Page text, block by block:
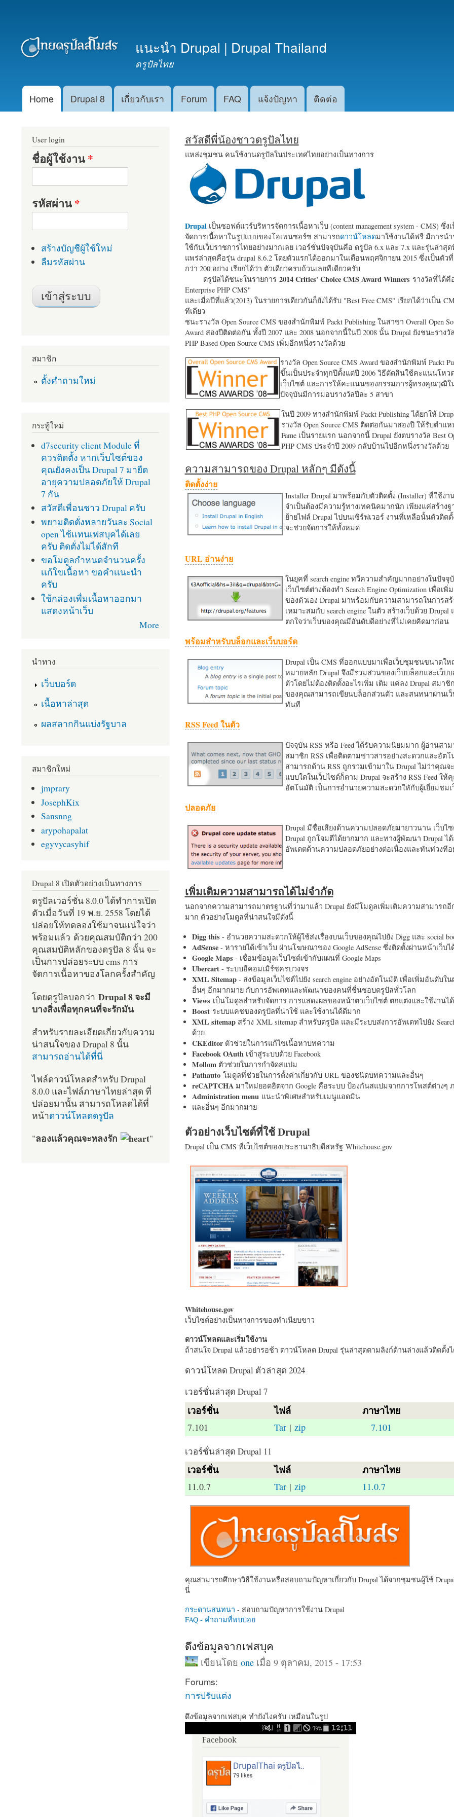
หลัก
แนะนำ Drupal | Drupal Thailand
ดรูปัลไทย
Main menu
Home Drupal 8 เกี่ยวกับเรา Forum FAQ แจ้งปัญหา ติดต่อ
สวัสดีพี่น้องชาวดรูปัลไทย
แหล่งชุมชน คนใช้งานดรูปัลในประเทศไทยอย่างเป็นทางการ
Drupalเป็นซอฟต์แวร์บริหารจัดการเนื้อหาเว็บ (content management system - CMS) ซึ่ง
จัดการเนื้อหาในรูปแบบของโอเพนซอร์ซ สามารถดาวน์โหลดมาใช้งานได้ฟรี มีการน
ใช้กับเว็บราชการไทยอย่างมากเลย เวอร์ชั่นปัจจุบันคือ ดรูปัล 6.x และ 7.x และรุ่นล่าสุด
แพร่ล่าสุดคือรุ่น drupal 8.6.2 โดยตัวแรกได้ออกมาในเดือนพฤศจิกายน 2015 ซึ่งเป็นตั
กว่า 200 อย่าง เรียกได้ว่า ตัวเดียวครบถ้วนเลยทีเดียวครับ
ดรูปัลได้ชนะในรายการ 2014 Critics' Choice CMS Award Winners รางวัลที่ได้คื
Enterprise PHP CMS"
และเมื่อปีที่แล้ว(2013) ในรายการเดียวกันก็ยังได้รับ "Best Free CMS" เรียกได้ว่าเป็น
ทีเดียว
ชนะรางวัล Open Source CMS ของสำนักพิมพ์ Packt Publishing ในสาขา Overall Open
Award สองปีติดต่อกัน ทั้งปี 2007 และ 2008 นอกจากนี้ในปี 2008 นั้น Drupal ยังชนะรางวั
PHP Based Open Source CMS เพิ่มอีกหนึ่งรางวัลด้วย
รางวัล Open Source CMS Award ของสำนักพิมพ์ Packt
ขึ้นเป็นประจำทุกปีตั้งแต่ปี 2006 วิธีตัดสินใช้คะแนนโหว
เว็บไซต์ และการให้คะแนนของกรรมการผู้ทรงคุณวุฒิใ
ปัจจุบันมีการมอบรางวัลปีละ 5 สาขา
ในปี 2009 ทางสำนักพิมพ์ Packt Publishing ได้ยกให้
รางวัล Open Source CMS ติดต่อกันมาสองปี ให้รับตำแ
Fame เป็นรายแรก นอกจากนี้ Drupal ยังตบรางวัล Best
PHP CMS ประจำปี 2009 กลับบ้านไปอีกหนึ่งรางวัลด้วย
ความสามารถของ Drupal หลักๆ มีดังนี้
ติดตั้งง่าย
Installer Drupal มาพร้อมกับตัวติดตั้ง (Installer) ที่ใช้งา
จำเป็นต้องมีความรู้ทางเทคนิคมากนัก เพียงแค่สร้าง
ย้ายไฟล์ Drupal ไปบนเซิร์ฟเวอร์ งานที่เหลือนั้นตัวติดตั้
จะช่วยจัดการให้ทั้งหมด
URL อ่านง่าย
ในยุคที่ search engine ทวีความสำคัญมากอย่างในปัจจุ
เว็บไซต์ต่างต้องทำ Search Engine Optimization เพื่อเ
ของตัวเอง Drupal มาพร้อมกับความสามารถในการสร้
เหมาะสมกับ search engine ในตัว สร้างเว็บด้วย
ตกใจว่าเว็บของคุณมีอันดับดีอย่างที่ไม่เคยคิดมาก่อน
พร้อมสำหรับบล็อกและเว็บบอร์ด
Drupal เป็น CMS ที่ออกแบบมาเพื่อเว็บชุมชนขนาดให
หมายหลัก Drupal จึงมีรวมส่วนของเว็บบล็อกและเว็บ
ตัวโดยไม่ต้องติดตั้งอะไรเพิ่ม เติม แค่ลง Drupal สมาชิ
ของคุณสามารถเขียนบล็อกส่วนตัว และสนทนาผ่านเว็
ทันที
RSS Feed ในตัว
ปัจจุบัน RSS หรือ Feed ได้รับความนิยมมาก ผู้อ่านสา
สมาชิก RSS เพื่อติดตามข่าวสารอย่างสะดวกและอัต
สามารถด้าน RSS ถูกรวมเข้ามาใน Drupal ไม่ว่าคุณจ
แบบใดในเว็บไซต์ก็ตาม Drupal จะสร้าง RSS Feed ให้
อัตโนมัติ เป็นการอำนวยความสะดวกใหักับผู้เยี่ยมชม
ปลอดภัย
Drupal มีชื่อเสียงด้านความปลอดภัยมายาวนาน เว็บไ
Drupal ถูกโจมตีได้ยากมาก และทางผู้พัฒนา Drupal ไ
อัพเดตด้านความปลอดภัยอย่างต่อเนื่องและทันท่วงทีอ
เพิ่มเติมความสามารถได้ไม่จำกัด
นอกจากความสามารถมาตรฐานที่ว่ามาแล้ว Drupal ยังมีโมดูลเพิ่มเติมความสามารถอี
มาก ตัวอย่างโมดูลที่น่าสนใจมีดังนี้
Digg this- อำนวยความสะดวกให้ผู้ใช้ส่งเรื่องบนเว็บของคุณไปยัง Digg และ social
AdSense- หารายได้เข้าเว็บ ผ่านโฆษณาของ Google AdSense ซึ่งติดตั้งผ่านหน้าเว็บไ
Google Maps- เชื่อมข้อมูลเว็บไซต์เข้ากับแผนที่ Google Maps
Ubercart- ระบบอีคอมเมิร์ซครบวงจร
XML Sitemap- ส่งข้อมูลเว็บไซต์ไปยัง search engine อย่างอัตโนมัติ เพื่อเพิ่มอันดับใ
อื่นๆ อีกมากมาย กับการอัพเดทและพัฒนาของคนที่ชื่นชอบดรูปัลทั่วโลก
Views เป็นโมดูลสำหรับจัดการ การแสดงผลของหน้าตาเว็บไซต์ ตกแต่งและใช้งานไ
Boost ระบบแคชของดรูปัลที่น่าใช้ และใช้งานได้ดีมาก
XML sitemapสร้าง XML sitemap สำหรับดรูปัล และมีระบบส่งการอัพเดทไปยัง
ด้วย
CKEditorตัวช่วยในการแก้ไขเนื้อหาบทความ
Facebook OAuth เข้าสู่ระบบด้วย Facebook
Mollom ตัวช่วยในการกำจัดสแปม
Pathautoโมดูลที่ช่วยในการตั้งค่าเกี่ยวกับ URL ของชนิดบทความและอื่นๆ
reCAPTCHA มาใหม่ยอดฮิตจาก Google คือระบบ ป้องกันสแปมจากการโพสต์ต่างๆ
Administration menu แนะนำพิเศษสำหรับเมนูแอดมิน
และอื่นๆ อีกมากมาย
ตัวอย่างเว็บไซต์ที่ใช้ Drupal
Drupal เป็น CMS ที่เว็บไซต์ของประธานาธิบดีสหรัฐ Whitehouse.gov
Whitehouse.gov
เว็บไซต์อย่างเป็นทางการของทำเนียบขาว
ดาวน์โหลดและเริ่มใช้งาน
ถ้าสนใจ Drupal แล้วอย่ารอช้า ดาวน์โหลด Drupal รุ่นล่าสุดตามลิงก์ด้านล่างแล้วติดตั้ง
ดาวน์โหลด Drupal ตัวล่าสุด 2024
เวอร์ชั่นล่าสุด Drupal 7
เวอร์ชั่น ไฟล์ ภาษาไทย
7.101 Tar| zip 7.101
เวอร์ชั่นล่าสุด Drupal 11
เวอร์ชั่น ไฟล์ ภาษาไทย
11.0.7 Tar| zip 11.0.7
คุณสามารถศึกษาวิธีใช้งานหรือสอบถามปัญหาเกี่ยวกับ Drupal ได้จากชุมชนผู้ใช้
นี่
กระดานสนทนา - สอบถามปัญหาการใช้งาน Drupal
FAQ - คำถามที่พบบ่อย
ดึงข้อมูลจากเฟสบุค
เขียนโดยone เมื่อ 9 ตุลาคม, 2015 - 17:53
Forums:
การปรับแต่ง
ดึงข้อมูลจากเฟสบุค ทำยังไงครับ เหมือนในรูป
User login
ชื่อผู้ใช้งาน*
รหัสผ่าน*
สร้างบัญชีผู้ใช้ใหม่
ลืมรหัสผ่าน
สมาชิก
ตั้งคำถามใหม่
กระทู้ใหม่
d7security client Module ที่
ควรติดตั้ง หากเว็บไซต์ของ
คุณยังคงเป็น Drupal 7 มายืด
อายุความปลอดภัยให้ Drupal
7 กัน
สวัสดีเพื่อนชาว Drupal ครับ
พยามติดตั่งหลายวันละ Social
open ไช้เเทนเฟสบุคได้เลย
ครับ ติดตั่งไม่ได้สักที
ขอโมดูลกำหนดจำนวนครั้ง
เเก้ใขเนื้อหา ขอคำเเนะนำ
ครับ
ใช้กล่องเพื่มเนื้อหาออกมา
แสดงหน้าเว็บ
More
นำทาง
เว็บบอร์ด
เนื้อหาล่าสุด
ผลสลากกินแบ่งรัฐบาล
สมาชิกใหม่
jmprary
JosephKix
Sansnng
arypohapalat
egyvycasyhif
Drupal 8 เปิดตัวอย่างเป็นทางการ
ดรูปัลเวอร์ชั่น 8.0.0 ได้ทำการเปิด
ตัวเมื่อวันที่ 19 พ.ย. 2558 โดยได้
ปล่อยให้ทดลองใช้มาจนแน่ใจว่า
พร้อมแล้ว ด้วยคุณสมบัติกว่า 200
คุณสมบัติหลักของดรูปัล 8 นั้น จะ
เป็นการปล่อยระบบ cms การ
จัดการเนื้อหาของโลกครั้งสำคัญ
โดยดรูปัลบอกว่า Drupal 8 จะมี
บางสิ่งเพื่อทุกคนที่จะรักมัน
สำหรับรายละเอียดเกี่ยวกับความ
น่าสนใจของ Drupal 8 นั้น
สามารถอ่านได้ที่นี่
ไฟล์ดาวน์โหลดสำหรับ Drupal
8.0.0 และไฟล์ภาษาไทยล่าสุด ที่
ปล่อยมานั้น สามารถโหลดได้ที่
หน้าดาวน์โหลดดรูปัล
"ลองแล้วคุณจะหลงรัก "